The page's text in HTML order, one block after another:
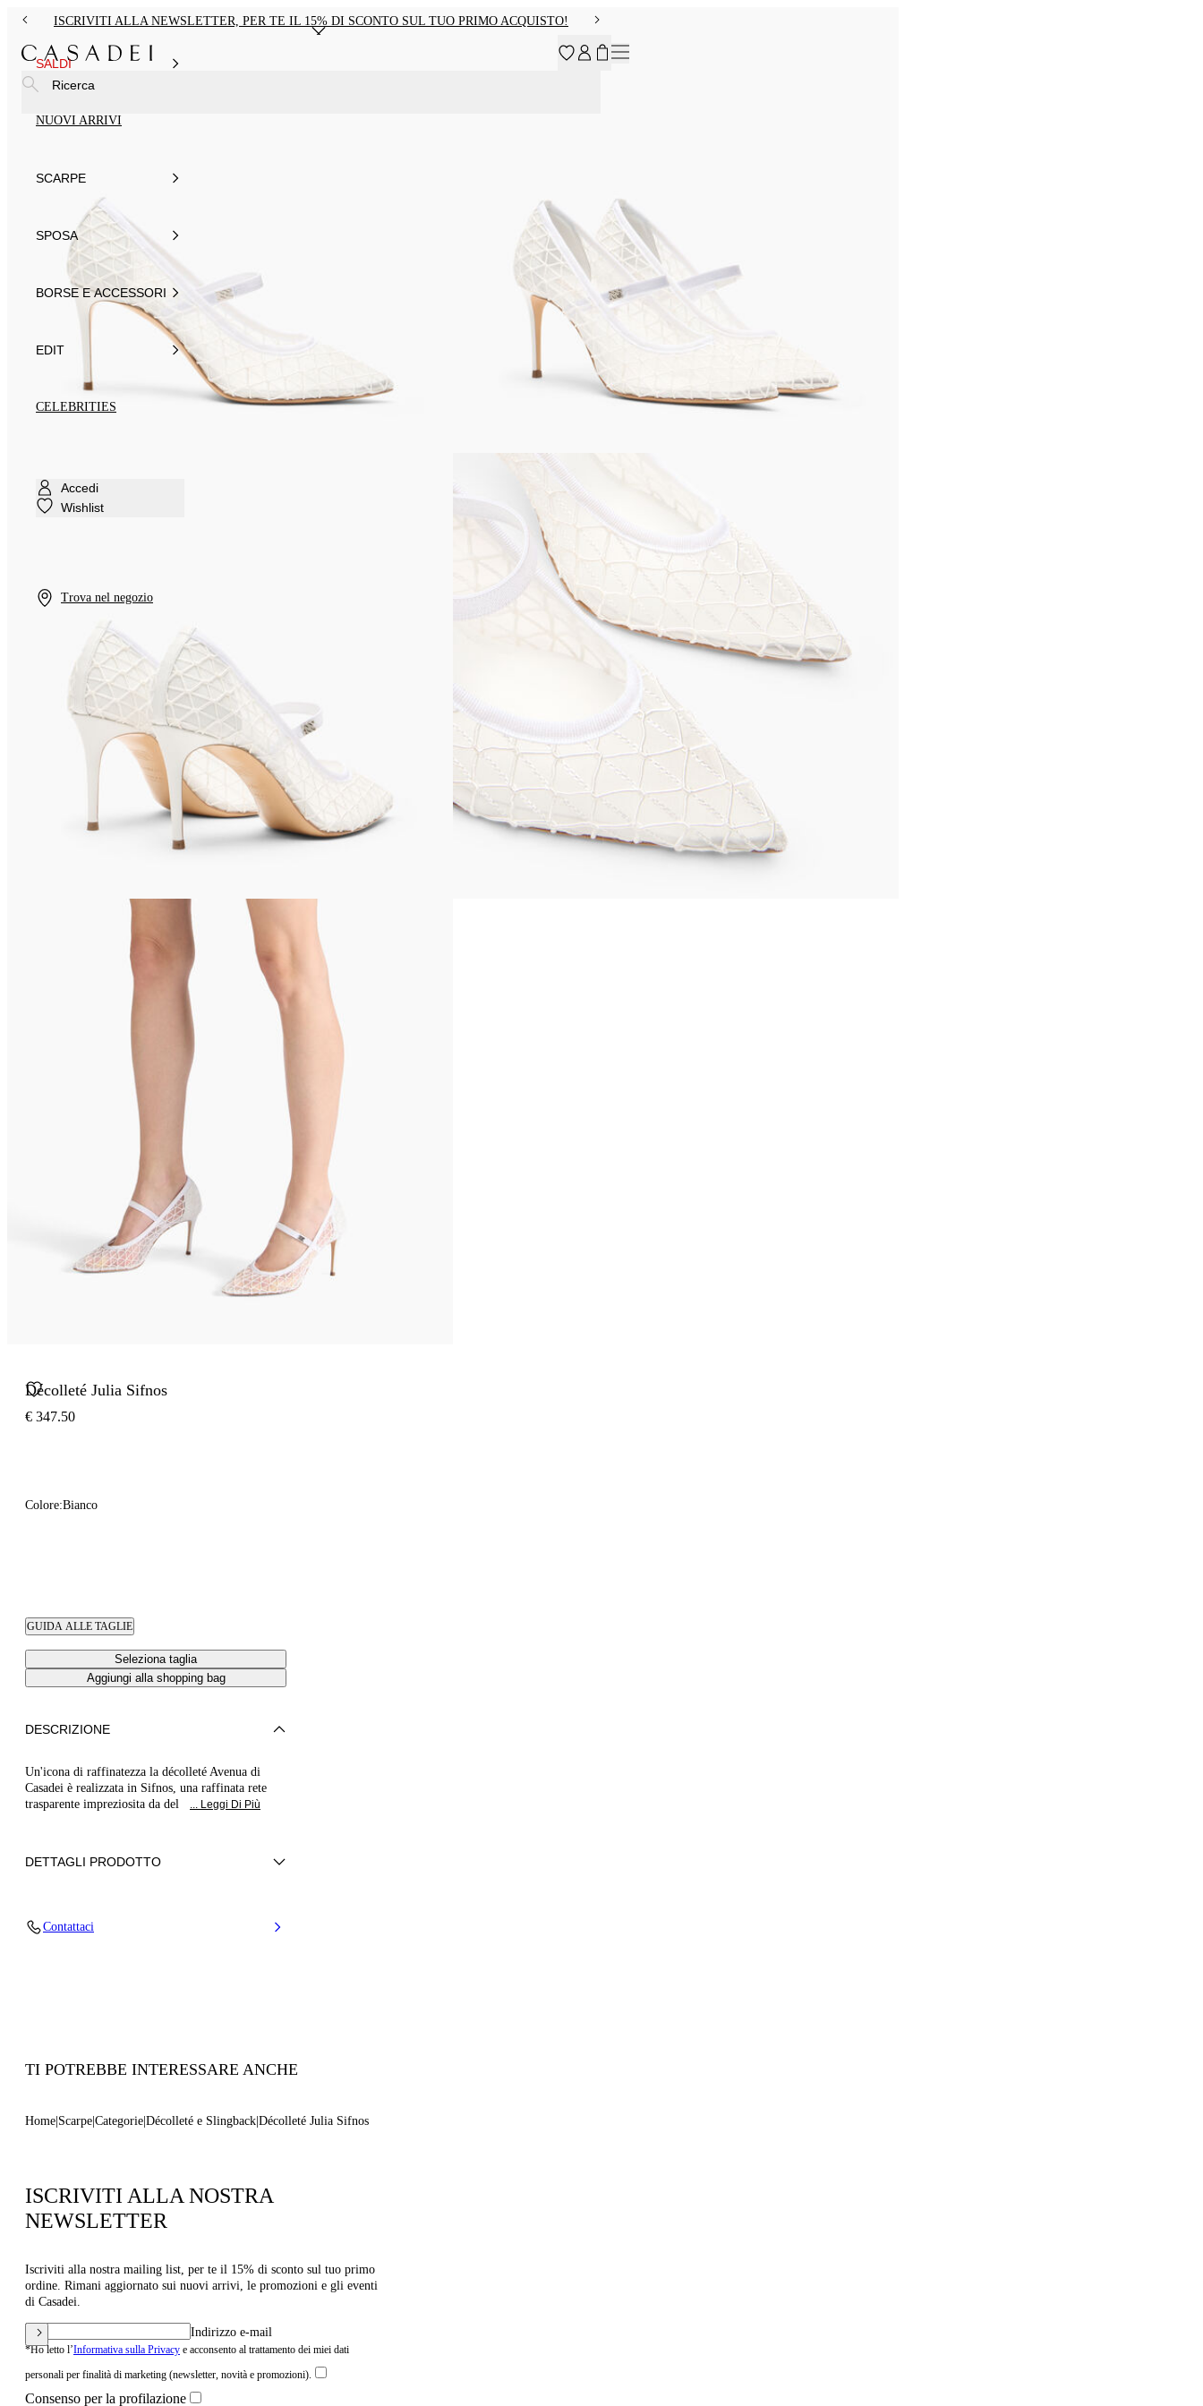
ISCRIVITI ALLA NEWSLETTER, PER TE IL 15% DI SCONTO SUL TUO PRIMO ACQUISTO!
SALDI
NUOVI ARRIVI
SCARPE
SPOSA
BORSE E ACCESSORI
EDIT
CELEBRITIES
Accedi
Wishlist
Trova nel negozio
Ricerca
Décolleté Julia Sifnos
€ 347.50
Colore:Bianco
GUIDA ALLE TAGLIE
Seleziona taglia
Aggiungi alla shopping bag
DESCRIZIONE
Un'icona di raffinatezza la décolleté Avenua di
Casadei è realizzata in Sifnos, una raffinata rete
trasparente impreziosita da del
... Leggi Di Più
DETTAGLI PRODOTTO
Contattaci
TI POTREBBE INTERESSARE ANCHE
Home Scarpe Categorie Décolleté e Slingback Décolleté Julia Sifnos
ISCRIVITI ALLA NOSTRA
NEWSLETTER
Iscriviti alla nostra mailing list, per te il 15% di sconto sul tuo primo
ordine. Rimani aggiornato sui nuovi arrivi, le promozioni e gli eventi
di Casadei.
Indirizzo e-mail
*Ho letto l’Informativa sulla Privacy e acconsento al trattamento dei miei dati
personali per finalità di marketing (newsletter, novità e promozioni).
Consenso per la profilazione